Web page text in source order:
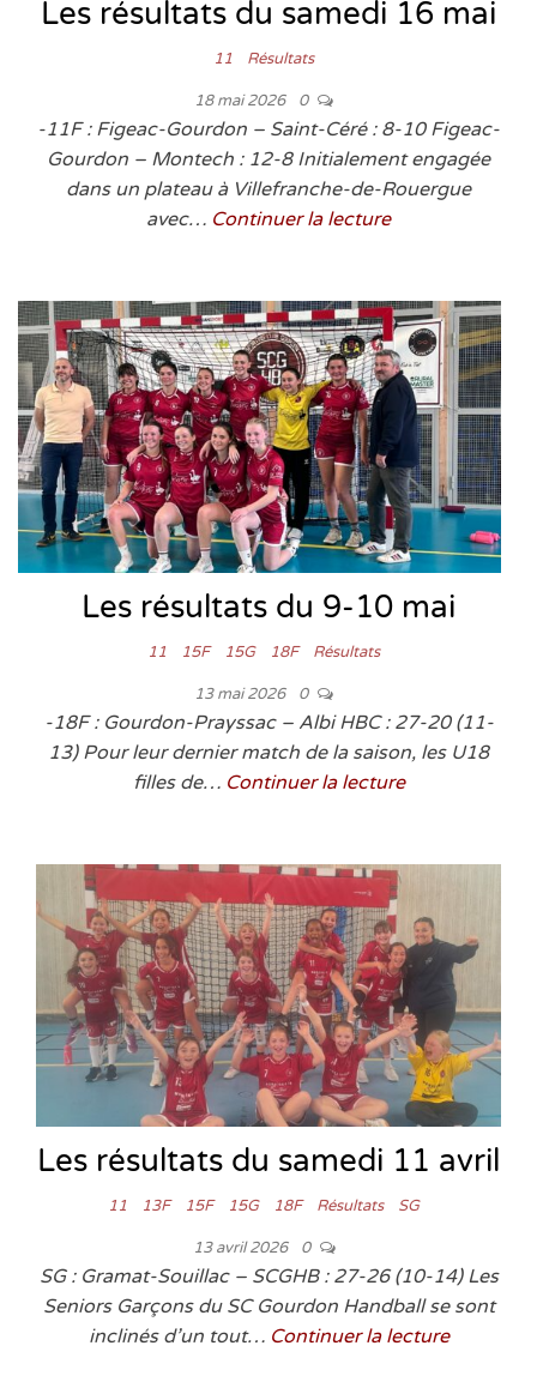
Les résultats du samedi 16 mai
11 Résultats
18 mai 2026 0
-11F : Figeac-Gourdon – Saint-Céré : 8-10 Figeac-
Gourdon – Montech : 12-8 Initialement engagée
dans un plateau à Villefranche-de-Rouergue
avec… Continuer la lecture
Les résultats du 9-10 mai
11 15F 15G 18F Résultats
13 mai 2026 0
-18F : Gourdon-Prayssac – Albi HBC : 27-20 (11-
13) Pour leur dernier match de la saison, les U18
filles de… Continuer la lecture
Les résultats du samedi 11 avril
11 13F 15F 15G 18F Résultats SG
13 avril 2026 0
SG : Gramat-Souillac – SCGHB : 27-26 (10-14) Les
Seniors Garçons du SC Gourdon Handball se sont
inclinés d’un tout… Continuer la lecture